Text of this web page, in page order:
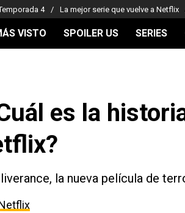
4 La mejor serie que vuelve a Netflix
VISTO SPOILER US SERIES
es la
la nueva película de